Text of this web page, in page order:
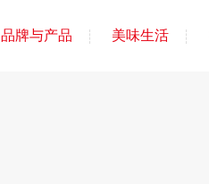
品牌与产品 美味生活